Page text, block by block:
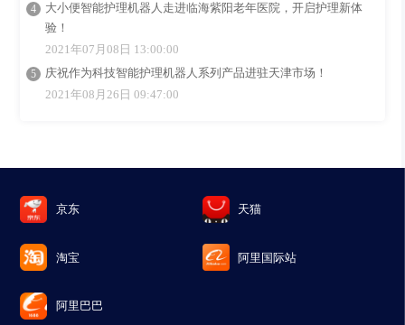
大小便智能护理机器人走进临海紫阳老年医院，开启护理新体
验！
2021年07月08日 13:00:00
庆祝作为科技智能护理机器人系列产品进驻天津市场！
2021年08月26日 09:47:00
京东 天猫
淘宝 阿里国际站
阿里巴巴